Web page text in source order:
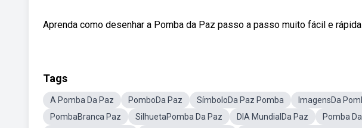
Aprenda como desenhar a Pomba da Paz passo a passo muito fácil e
Tags
A Pomba Da Paz PomboDa Paz SímboloDa Paz Pomba ImagensDa
PombaBranca Paz
SilhuetaPomba Da Paz DIA MundialDa Paz Pomba